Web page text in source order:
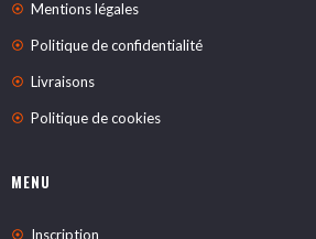
Mentions légales
Politique de confidentialité
Livraisons
Politique de cookies
MENU
Inscription